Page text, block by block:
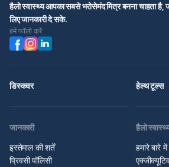
हैलो स्वास्थ्य आपका सबसे भरोसेमंद मित्र बनना चाहता है,
लिए जानकारी दे सके.
हमें फॉलो करें
डिस्कवर हेल्थ टूल्स
जानकारी
इस्तेमाल की शर्तें
प्रिवसी पॉलिसी
हैलो
हमारे बारे में